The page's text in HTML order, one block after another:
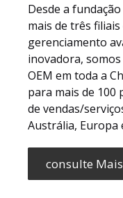
Desde a
mais de três
gerenciamento
inovadora,
OEM em toda a
para mais de 100
de vendas/
Austrália, Europa
consulte